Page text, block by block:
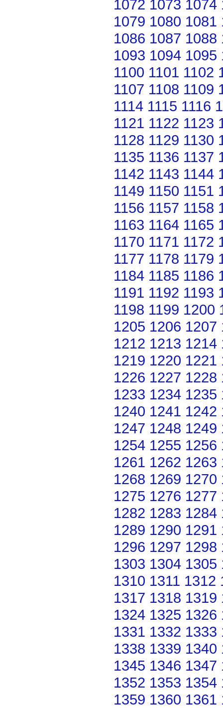
1072 1073 1074
1079 1080 1081
1086 1087 1088
1093 1094 1095
1100 1101 1102
1107 1108 1109
1114 1115 1116
1121 1122 1123
1128 1129 1130
1135 1136 1137
1142 1143 1144
1149 1150 1151
1156 1157 1158
1163 1164 1165
1170 1171 1172
1177 1178 1179
1184 1185 1186
1191 1192 1193
1198 1199 1200
1205 1206 1207
1212 1213 1214
1219 1220 1221
1226 1227 1228
1233 1234 1235
1240 1241 1242
1247 1248 1249
1254 1255 1256
1261 1262 1263
1268 1269 1270
1275 1276 1277
1282 1283 1284
1289 1290 1291
1296 1297 1298
1303 1304 1305
1310 1311 1312
1317 1318 1319
1324 1325 1326
1331 1332 1333
1338 1339 1340
1345 1346 1347
1352 1353 1354
1359 1360 1361